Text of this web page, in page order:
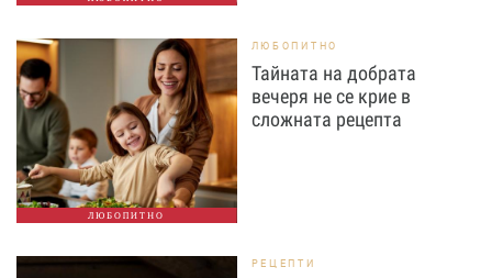
ЛЮБОПИТНО
ЛЮБОПИТНО
Тайната на добрата
вечеря не се крие в
сложната рецепта
РЕЦЕПТИ